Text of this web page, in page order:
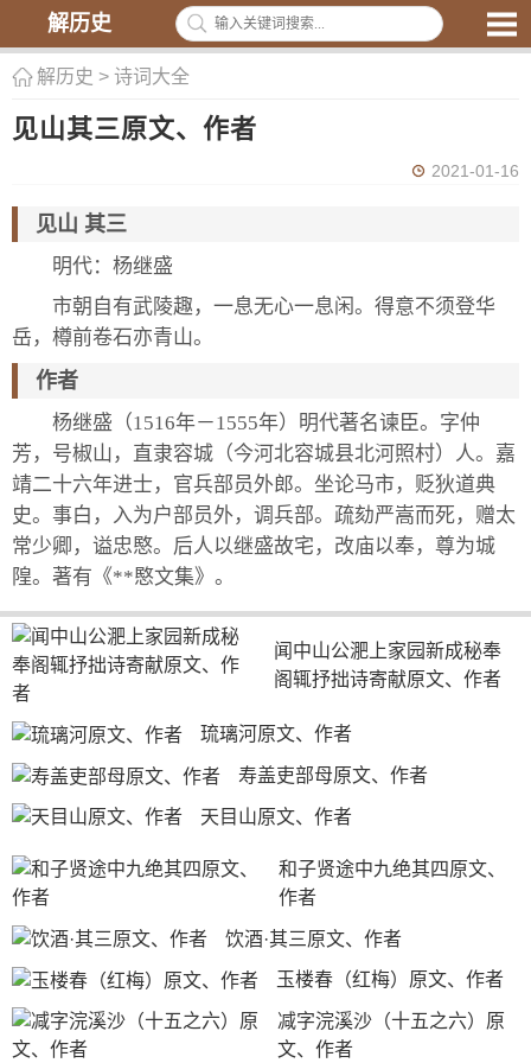
解历史
解历史 > 诗词大全
见山其三原文、作者
2021-01-16
见山 其三
明代：杨继盛
市朝自有武陵趣，一息无心一息闲。得意不须登华
岳，樽前卷石亦青山。
作者
杨继盛（1516年－1555年）明代著名谏臣。字仲
芳，号椒山，直隶容城（今河北容城县北河照村）人。嘉
靖二十六年进士，官兵部员外郎。坐论马市，贬狄道典
史。事白，入为户部员外，调兵部。疏劾严嵩而死，赠太
常少卿，谥忠愍。后人以继盛故宅，改庙以奉，尊为城
隍。著有《**愍文集》。
闻中山公淝上家园新成秘奉
阁辄抒拙诗寄献原文、作者
琉璃河原文、作者
寿盖吏部母原文、作者
天目山原文、作者
和子贤途中九绝其四原文、
作者
饮酒·其三原文、作者
玉楼春（红梅）原文、作者
减字浣溪沙（十五之六）原
文、作者